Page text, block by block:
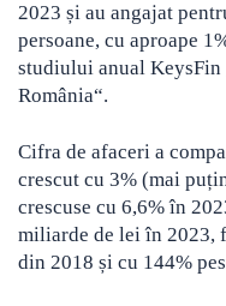
2023 și au angajat
persoane, cu aproape
studiului anual
România“.
Cifra de afaceri a
crescut cu 3% (mai
crescuse cu 6,6% în
miliarde de lei în 2023,
din 2018 și cu 144%